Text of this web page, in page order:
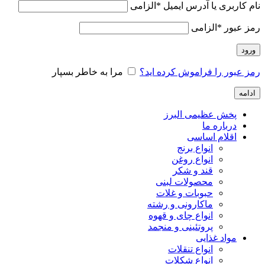
نام کاربری یا آدرس ایمیل * الزامی
رمز عبور * الزامی
ورود
رمز عبور را فراموش کرده اید؟ مرا به خاطر بسپار
ادامه
پخش عظیمی البرز
درباره ما
اقلام اساسی
انواع برنج
انواع روغن
قند و شکر
محصولات لبنی
حبوبات و غلات
ماکارونی و رشته
انواع چای و قهوه
پروتئینی و منجمد
مواد غذایی
انواع تنقلات
انواع شکلات